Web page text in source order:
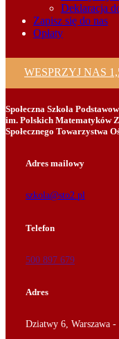
Deklaracja
Zapisz się do nas
Opłaty
WESPRZYJ NAS
Społeczna Szkoła
im. Polskich Matematyków
Społecznego Towarzystwa
Adres mailowy
szkola@sto2.pl
Telefon
500 897 679
Adres
Dziatwy 6, Warszawa -